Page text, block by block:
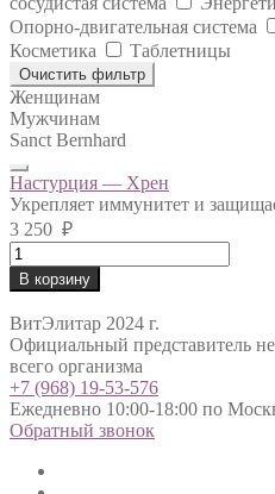
Опорно-двигательная система
Косметика
Таблетницы
Очистить фильтр
Женщинам
Мужчинам
Sanct Bernhard
Настурция — Хрен
Укрепляет иммунитет и
3 250 ₽
Настурция
-
Хрен
quantity
В корзину
ВитЭлитар 2024 г.
Официальный представитель
всего организма
+7 (968) 19-53-576
Ежедневно 10:00-18:00 по
Обратный звонок